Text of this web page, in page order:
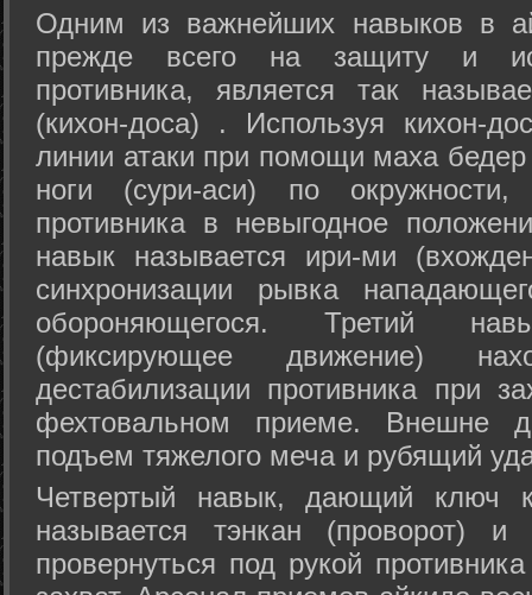
Одним из важнейших навыков в
прежде всего на защиту и
противника, является так
(кихон-доса) . Используя кихон-
линии атаки при помощи маха
ноги (сури-аси) по
противника в невыгодное
навык называется ири-ми
синхронизации рывка
обороняющегося. Третий
(фиксирующее движение)
дестабилизации противника при
фехтовальном приеме. Внешне
подъем тяжелого меча и рубящий
Четвертый навык, дающий ключ
называется тэнкан (проворот)
провернуться под рукой